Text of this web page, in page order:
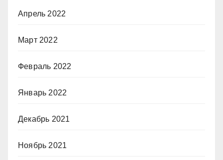
Апрель 2022
Март 2022
Февраль 2022
Январь 2022
Декабрь 2021
Ноябрь 2021